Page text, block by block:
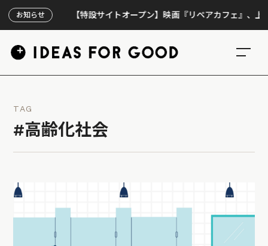
お知らせ【特設サイトオープン】映画『リペアカフェ』、上映300回
TAG
#高齢化社会